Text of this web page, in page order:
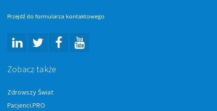
Przejdź do formularza kontaktowego
Zobacz także
Zdrowszy Świat
Pacjenci.PRO